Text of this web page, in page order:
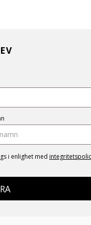
i enlighet med